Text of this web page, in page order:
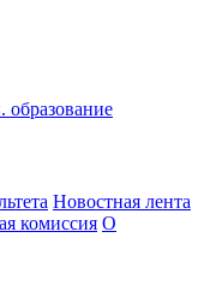
образование
Новостная лента
комиссия О